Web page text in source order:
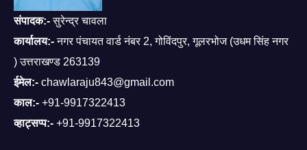
संपादक:-सुरेन्द्र चावला
कार्यालय:-नगर पंचायत वार्ड नंबर 2, गोविंदपुर, गूलरभोज (उधम सिंह नगर
) उत्तराखण्ड 263139
ईमेल:- chawlaraju843@gmail.com
काल:- +91-9917322413
व्हाट्सप्प:- +91-9917322413